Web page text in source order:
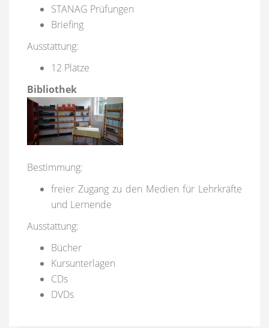
STANAG Prüfungen
Briefing
Ausstattung:
12 Plätze
Bibliothek
Bestimmung:
freier Zugang zu den Medien für Lehrkräfte
und Lernende
Ausstattung:
Bücher
Kursunterlagen
CDs
DVDs